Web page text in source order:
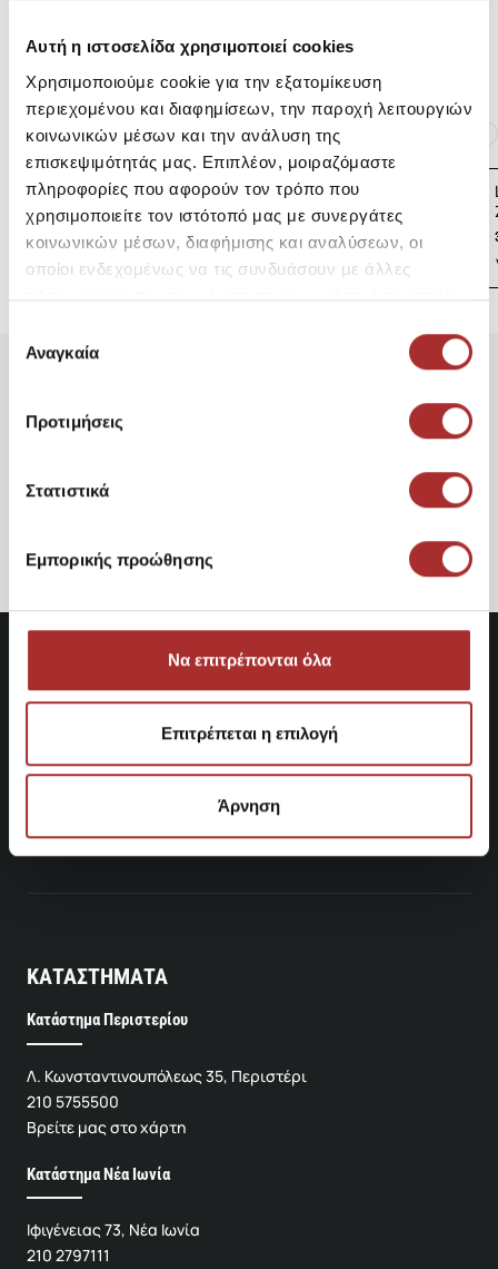
Αυτή η ιστοσελίδα χρησιμοποιεί cookies
Χρησιμοποιούμε cookie για την εξατομίκευση
περιεχομένου και διαφημίσεων, την παροχή λειτουργιών
κοινωνικών μέσων και την ανάλυση της
επισκεψιμότητάς μας. Επιπλέον, μοιραζόμαστε
πληροφορίες που αφορούν τον τρόπο που
χρησιμοποιείτε τον ιστότοπό μας με συνεργάτες
κοινωνικών μέσων, διαφήμισης και αναλύσεων, οι
οποίοι ενδεχομένως να τις συνδυάσουν με άλλες
πληροφορίες που τους έχετε παραχωρήσει ή τις οποίες
των υπηρεσιών τους.
συγκατάθεσης
Αναγκαία
Προτιμήσεις
Στατιστικά
Εμπορικής προώθησης
Να επιτρέπονται όλα
Επιτρέπεται η επιλογή
Άρνηση
Επιστροφές Προϊόντων
Ίδια κατηγορία Ίδιο Brand
LAPIN HOUSE Βρεφική
Ζακέτα Πλεκτή
39,00€
ΚΑΤΑΣΤΗΜΑΤΑ
Κατάστημα Περιστερίου
Λ. Κωνσταντινουπόλεως 35, Περιστέρι
210 5755500
Βρείτε μας στο χάρτη
Κατάστημα Νέα Ιωνία
Ιφιγένειας 73, Νέα Ιωνία
210 2797111